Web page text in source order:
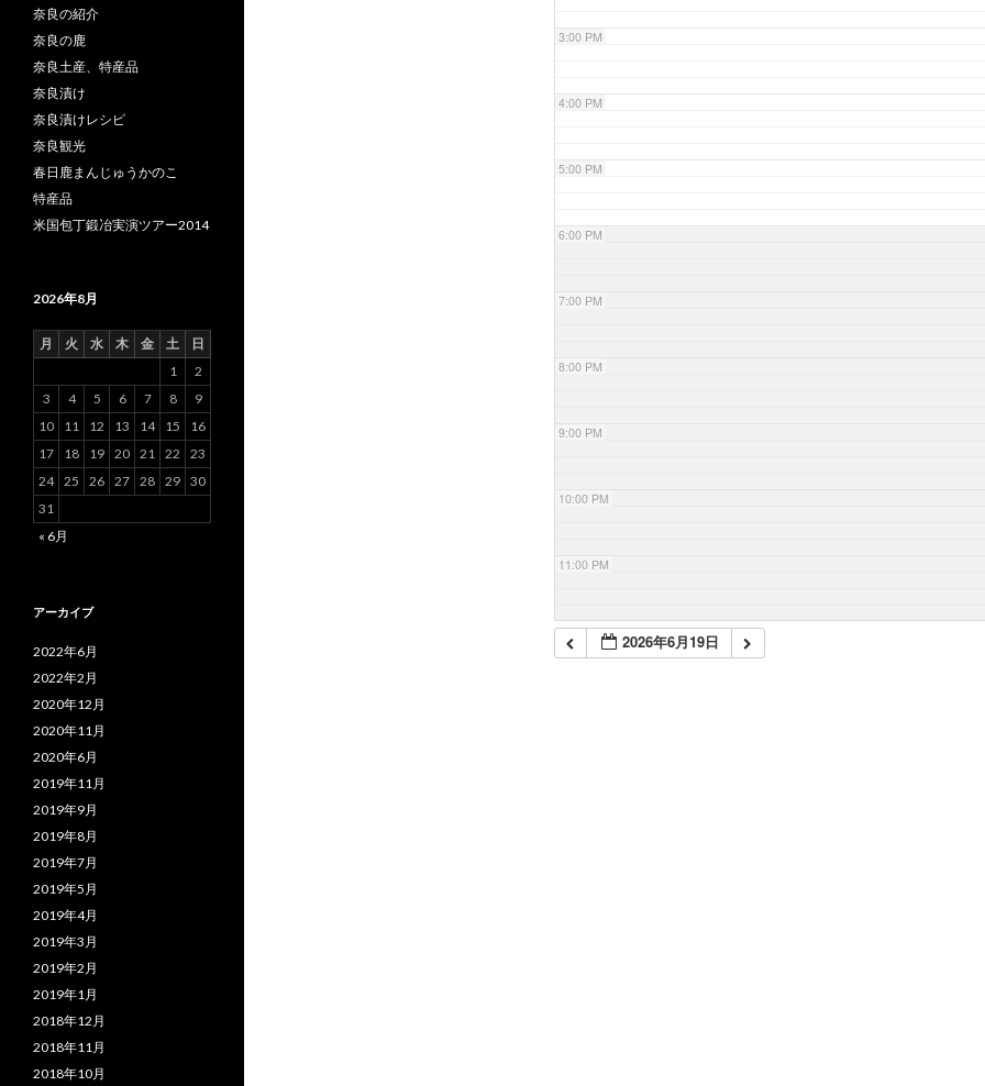
3:00 PM
4:00 PM
5:00 PM
6:00 PM
7:00 PM
8:00 PM
9:00 PM
10:00 PM
11:00 PM
2026年6月19日
奈良の紹介
奈良の鹿
奈良土産、特産品
奈良漬け
奈良漬けレシピ
奈良観光
春日鹿まんじゅうかのこ
特産品
米国包丁鍛冶実演ツアー2014
2026年8月
月 火 水 木 金 土
日
1
2
3
4 5 6 7 8
9
10
11 12 13 14 15
16
17
18 19 20 21 22
23
24 25 26 27 28 29 30
31
« 6月
アーカイブ
2022年6月
2022年2月
2020年12月
2020年11月
2020年6月
2019年11月
2019年9月
2019年8月
2019年7月
2019年5月
2019年4月
2019年3月
2019年2月
2019年1月
2018年12月
2018年11月
2018年10月